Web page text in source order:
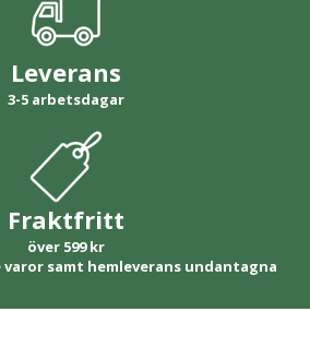
Leverans
3-5 arbetsdagar
Fraktfritt
över 599 kr
varor samt hemleverans undantagna